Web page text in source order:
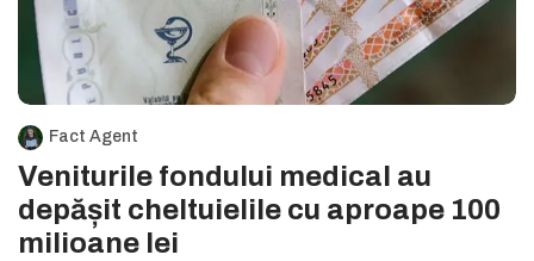
Fact Agent
Veniturile fondului medical au
depășit cheltuielile cu aproape 100
milioane lei